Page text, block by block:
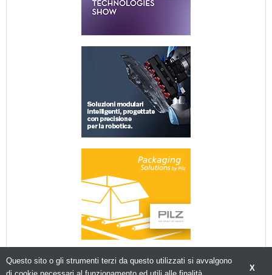
X
Questo sito o gli strumenti terzi da questo utilizzati si avvalgono